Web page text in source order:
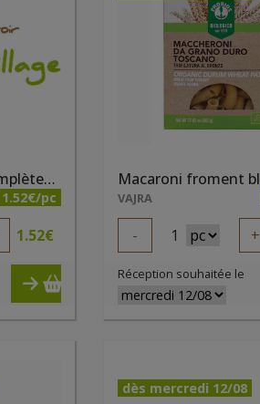
Coquillettes semi complètes bio 500g Elibio
1.52€/pc
1.52€
VAJRA
- 1 +
Réception souhaitée le
dès mercredi 12/08